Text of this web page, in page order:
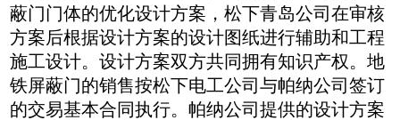
蔽门门体的优化设计方案，松下青岛公司在审核
方案后根据设计方案的设计图纸进行辅助和工程
施工设计。设计方案双方共同拥有知识产权。地
铁屏蔽门的销售按松下电工公司与帕纳公司签订
的交易基本合同执行。帕纳公司提供的设计方案